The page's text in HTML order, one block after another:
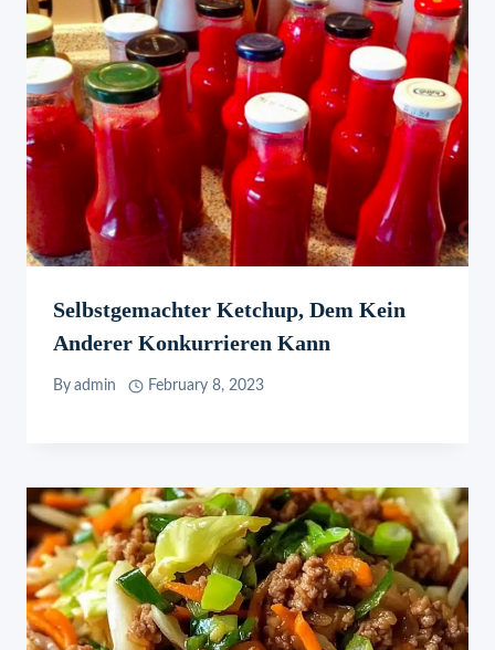
Selbstgemachter Ketchup, Dem Kein
Anderer Konkurrieren Kann
By admin February 8, 2023